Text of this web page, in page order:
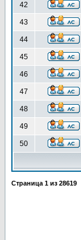
42
43
44
45
46
47
48
49
50
Страница 1 из 28619